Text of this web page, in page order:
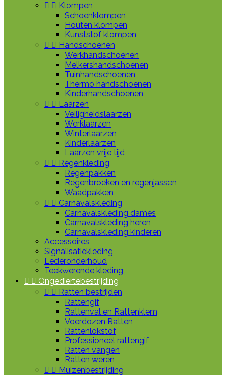
  Klompen
Schoenklompen
Houten klompen
Kunststof klompen
  Handschoenen
Werkhandschoenen
Melkershandschoenen
Tuinhandschoenen
Thermo handschoenen
Kinderhandschoenen
  Laarzen
Veiligheidslaarzen
Werklaarzen
Winterlaarzen
Kinderlaarzen
Laarzen vrije tijd
  Regenkleding
Regenpakken
Regenbroeken en regenjassen
Waadpakken
  Carnavalskleding
Carnavalskleding dames
Carnavalskleding heren
Carnavalskleding kinderen
Accessoires
Signalisatiekleding
Lederonderhoud
Teekwerende kleding
  Ongediertebestrijding
  Ratten bestrijden
Rattengif
Rattenval en Rattenklem
Voerdozen Ratten
Rattenlokstof
Professioneel rattengif
Ratten vangen
Ratten weren
  Muizenbestrijding